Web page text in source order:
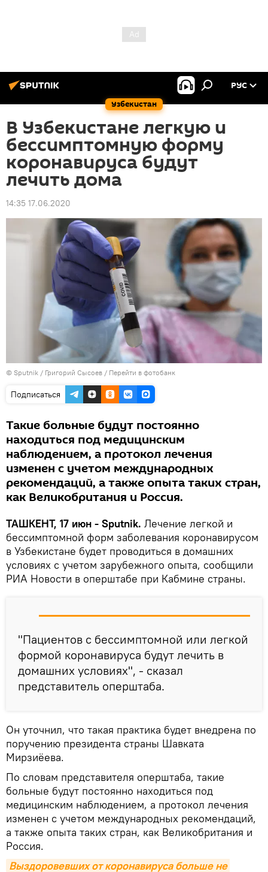
Узбекистан
РУС
В Узбекистане легкую и
бессимптомную форму
коронавируса будут
лечить дома
14:35 17.06.2020
© Sputnik / Григорий Сысоев / Перейти в фотобанк
Подписаться
Такие больные будут постоянно
находиться под медицинским
наблюдением, а протокол лечения
изменен с учетом международных
рекомендаций, а также опыта таких стран,
как Великобритания и Россия.
ТАШКЕНТ, 17 июн - Sputnik. Лечение легкой и
бессимптомной форм заболевания коронавирусом
в Узбекистане будет проводиться в домашних
условиях с учетом зарубежного опыта, сообщили
РИА Новости в оперштабе при Кабмине страны.
"Пациентов с бессимптомной или легкой
формой коронавируса будут лечить в
домашних условиях", - сказал
представитель оперштаба.
Он уточнил, что такая практика будет внедрена по
поручению президента страны Шавката
Мирзиёева.
По словам представителя оперштаба, такие
больные будут постоянно находиться под
медицинским наблюдением, а протокол лечения
изменен с учетом международных рекомендаций,
а также опыта таких стран, как Великобритания и
Россия.
Выздоровевших от коронавируса больше не